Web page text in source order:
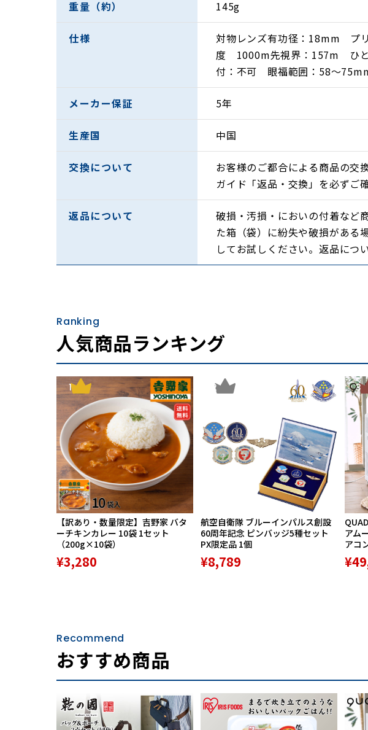
本体は約145gの軽量設計。バッグなどに収納して気軽に持ち運
ても違和感なくファッションに馴染みます。
重量（約） 145g
仕様
対物レンズ有功径：18mm プ
度 1000m先視界：157m ひ
付：不可 眼福範囲：58〜
メーカー保証 5年
生産国 中国
交換について
お客様のご都合による商品の交
ガイド「返品・交換」を必ずご
返品について
破損・汚損・においの付着など
た箱（袋）に紛失や破損がある
してお試しください。返品につ
Ranking
人気商品ランキング
1
【訳あり・数量限定】吉野家 バタ
ーチキンカレー 10袋 1セット
（200g×10袋）
¥3,280
2
航空自衛隊 ブルーインパルス創設
60周年記念 ピンバッジ5種セット
PX限定品 1個
¥8,789
3
アム
アコ
Recommend
おすすめ商品